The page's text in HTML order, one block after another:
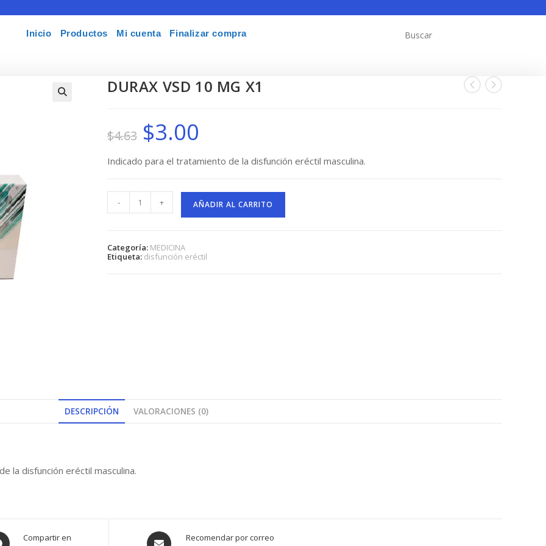
Inicio Productos Mi cuenta Finalizar compra
DURAX VSD 10 MG X1
$4.63
El
precio
original
$4.63.
$3.00
$3.00.
Indicado para el tratamiento de la disfunción eréctil masculina.
DURAX
VSD
10
cantidad
- + AÑADIR AL CARRITO
Categoría: MEDICINA
Etiqueta: disfunción eréctil
DESCRIPCIÓN VALORACIONES (0)
la disfunción eréctil masculina.
Compartir en
Opens
Recomendar por correo